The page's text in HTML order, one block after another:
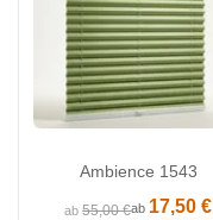
Ambience 1543
ab55,00 €ab 17,50 €